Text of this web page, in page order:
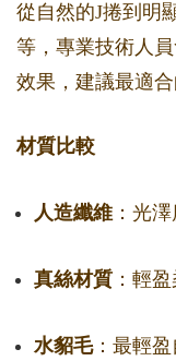
從自然的J捲到明
等，專業技術人
效果，建議最適合
材質比較
人造纖維 ：光
真絲材質 ：輕
水貂毛：最輕